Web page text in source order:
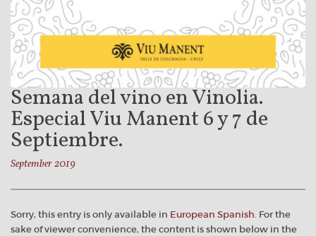
Semana del vino en Vinolia.
Especial Viu Manent 6 y 7 de
Septiembre.
September 2019
Sorry, this entry is only available in European Spanish. For the
sake of viewer convenience, the content is shown below in the